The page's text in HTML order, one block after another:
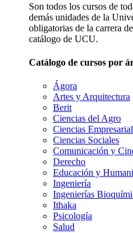
Son todos los cursos de
demás unidades de la
obligatorias de la carrera
catálogo de UCU.
Catálogo de cursos por
Ágora
Artes y Arquitectura
Berit
Ciencias del Agro
Ciencias
Ciencias Sociales
Comunicación y
Derecho
Educación y
Ingeniería
Ingenierías
Ithaka
Psicología
Salud